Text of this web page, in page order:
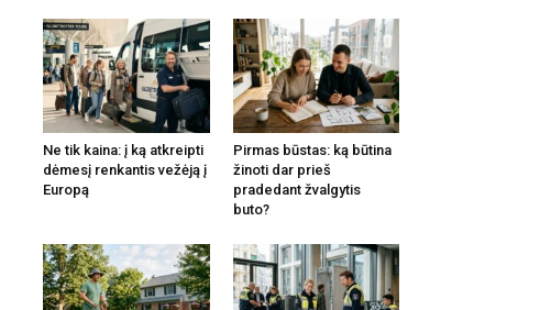
Ne tik kaina: į ką atkreipti
dėmesį renkantis vežėją į
Europą
Pirmas būstas: ką būtina
žinoti dar prieš
pradedant žvalgytis
buto?